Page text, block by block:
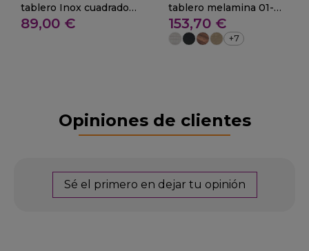
tablero Inox cuadrado
29-SELVA
89,00 €
tablero melamina 01-
Noez
153,70 €
+7
Opiniones de clientes
Sé el primero en dejar tu opinión